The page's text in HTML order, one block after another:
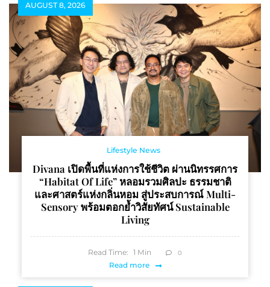
AUGUST 8, 2026
Lifestyle News
Divana เปิดพื้นที่แห่งการใช้ชีวิต ผ่านนิทรรศการ
“Habitat Of Life” หลอมรวมศิลปะ ธรรมชาติ
และศาสตร์แห่งกลิ่นหอม สู่ประสบการณ์ Multi-
Sensory พร้อมตอกย้ำวิสัยทัศน์ Sustainable
Living
Read Time: 1 Min 0
Read more